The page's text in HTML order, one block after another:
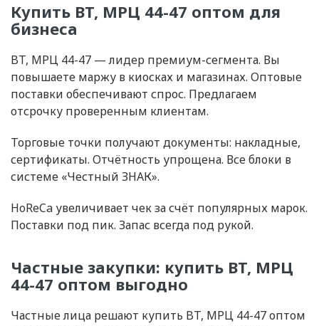
Купить BT, МРЦ 44-47 оптом для
бизнеса
BT, МРЦ 44-47 — лидер премиум-сегмента. Вы
повышаете маржу в киосках и магазинах. Оптовые
поставки обеспечивают спрос. Предлагаем
отсрочку проверенным клиентам.
Торговые точки получают документы: накладные,
сертификаты. Отчётность упрощена. Все блоки в
системе «Честный ЗНАК».
HoReCa увеличивает чек за счёт популярных марок.
Поставки под пик. Запас всегда под рукой.
Частные закупки: купить BT, МРЦ
44-47 оптом выгодно
Частные лица решают купить BT, МРЦ 44-47 оптом